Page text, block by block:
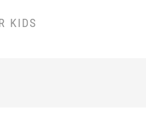
KIDS